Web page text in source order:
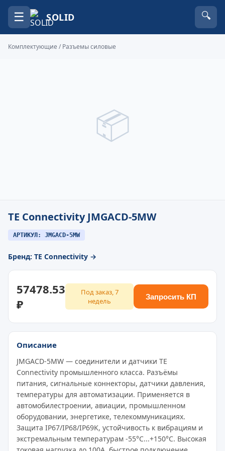
☰ SOLID 🔍
Комплектующие /Разъемы силовые
📦
TE Connectivity JMGACD-5MW
АРТИКУЛ: JMGACD-5MW
Бренд: TE Connectivity →
57478.53
₽
Под заказ, 7
недель
Запросить КП
Описание
JMGACD-5MW — соединители и датчики TE
Connectivity промышленного класса. Разъёмы
питания, сигнальные коннекторы, датчики давления,
температуры для автоматизации. Применяется в
автомобилестроении, авиации, промышленном
оборудовании, энергетике, телекоммуникациях.
Защита IP67/IP68/IP69K, устойчивость к вибрациям и
экстремальным температурам -55°C...+150°C. Высокая